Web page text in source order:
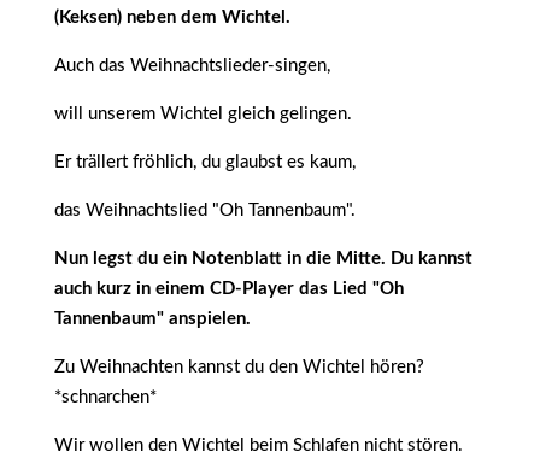
(Keksen) neben dem Wichtel.
Auch das Weihnachtslieder-singen,
will unserem Wichtel gleich gelingen.
Er trällert fröhlich, du glaubst es kaum,
das Weihnachtslied "Oh Tannenbaum".
Nun legst du ein Notenblatt in die Mitte. Du kannst
auch kurz in einem CD-Player das Lied "Oh
Tannenbaum" anspielen.
Zu Weihnachten kannst du den Wichtel hören?
*schnarchen*
Wir wollen den Wichtel beim Schlafen nicht stören.